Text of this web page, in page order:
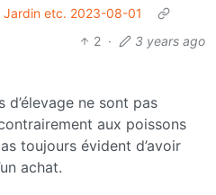
Jardin etc. 2023-08-01
2 · 3 years ago
d’élevage ne sont pas
aux poissons
toujours évident d’avoir
achat.